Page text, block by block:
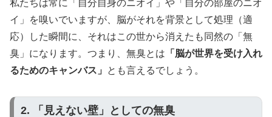
私たちは常に「自分自身のニオイ」や「自分の部屋のニオ
イ」を嗅いでいますが、脳がそれを背景として処理（適
応）した瞬間に、それはこの世から消えたも同然の「無
臭」になります。つまり、無臭とは 「脳が世界を受け入れ
るためのキャンバス」
とも言えるでしょう。
2. 「見えない壁」としての無臭